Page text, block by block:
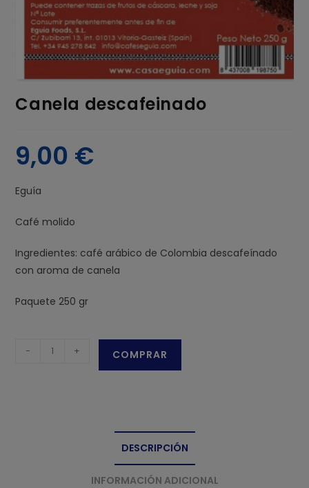
Canela descafeinado
9,00 €
Eguía
Café molido
Ingredientes: café arábico de Colombia descafeínado
con aroma de canela
Paquete 250 gr
- + COMPRAR
DESCRIPCIÓN
INFORMACIÓN ADICIONAL